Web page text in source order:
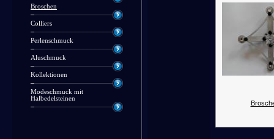
Broschen
Colliers
Perlenschmuck
Aluschmuck
Kollektionen
Modeschmuck mit
Halbedelsteinen